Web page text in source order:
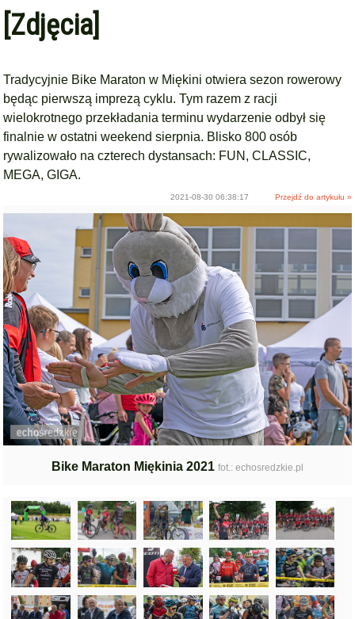
[Zdjęcia]
Tradycyjnie Bike Maraton w Miękini otwiera sezon rowerowy
będąc pierwszą imprezą cyklu. Tym razem z racji
wielokrotnego przekładania terminu wydarzenie odbył się
finalnie w ostatni weekend sierpnia. Blisko 800 osób
rywalizowało na czterech dystansach: FUN, CLASSIC,
MEGA, GIGA.
2021-08-30 06:38:17 Przejdź do artykułu »
Bike Maraton Miękinia 2021 fot.: echosredzkie.pl